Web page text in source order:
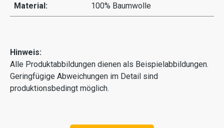
Hinweis:
Alle Produktabbildungen dienen als Beispielabbildungen.
Geringfügige Abweichungen im Detail sind
produktionsbedingt möglich.
Material: 100% Baumwolle